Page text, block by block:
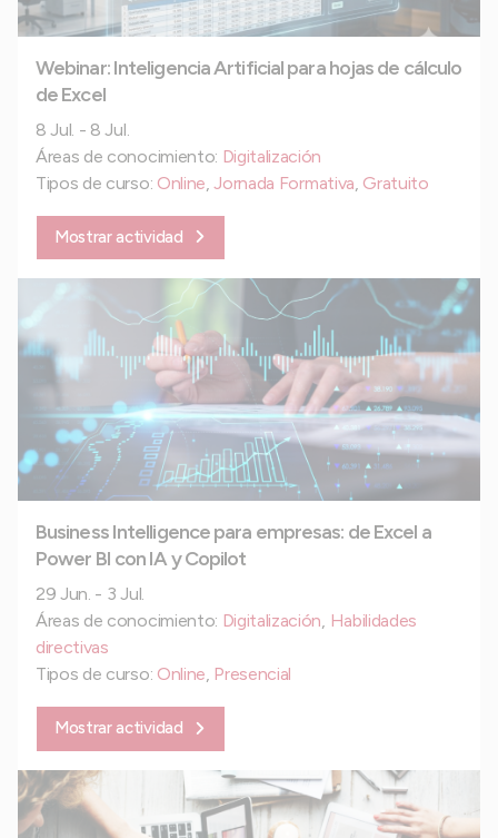
Webinar: Inteligencia Artificial para hojas de cálculo
de Excel
8 Jul. - 8 Jul.
Áreas de conocimiento: Digitalización
Tipos de curso: Online ,Jornada Formativa Gratuito
Mostrar actividad
Business Intelligence para empresas: de Excel a
Power BI con IA y Copilot
29 Jun. - 3 Jul.
Áreas de conocimiento: Digitalización, Habilidades
directivas
Tipos de curso: Online, Presencial
Mostrar actividad